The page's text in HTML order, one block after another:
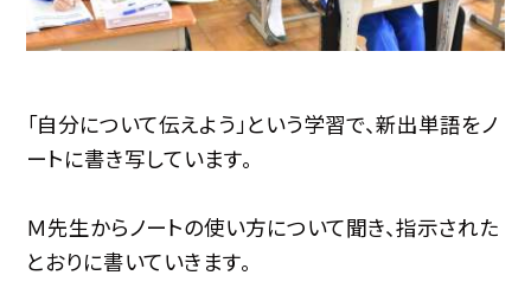
「自分について伝えよう」という学習で、新出単語をノ
ートに書き写しています。
Ｍ先生からノートの使い方について聞き、指示された
とおりに書いていきます。